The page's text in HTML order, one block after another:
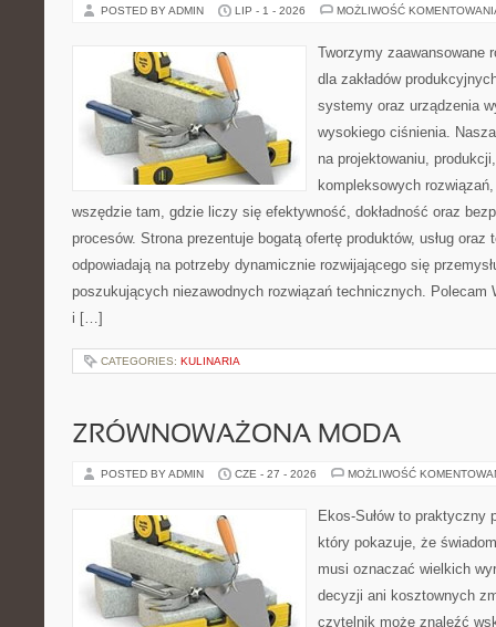
POSTED BY ADMIN LIP - 1 - 2026 MOŻLIWOŚĆ
Tworzymy zaawansowane
dla zakładów
systemy oraz urządzenia
wysokiego ciśnienia.
na projektowaniu,
kompleksowych
wszędzie tam, gdzie liczy się efektywność, dokładność oraz
procesów. Strona prezentuje bogatą ofertę produktów, usług oraz
odpowiadają na potrzeby dynamicznie rozwijającego się
poszukujących niezawodnych rozwiązań technicznych. Polecam
i […]
CATEGORIES: KULINARIA
ZRÓWNOWAŻONA MODA
POSTED BY ADMIN CZE - 27 - 2026 MOŻLIWOŚĆ
Ekos-Sułów to praktyczny
który pokazuje, że
musi oznaczać wielkich
decyzji ani kosztownych
czytelnik może znaleźć